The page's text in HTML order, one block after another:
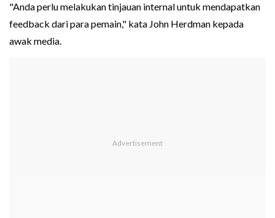
"Anda perlu melakukan tinjauan internal untuk mendapatkan
feedback dari para pemain," kata John Herdman kepada
awak media.